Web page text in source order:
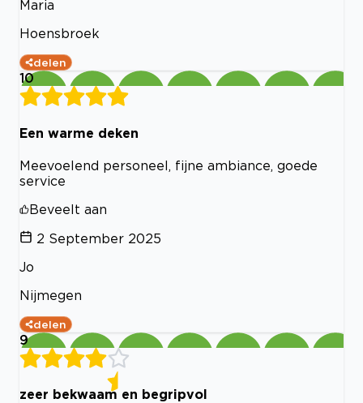
Maria
Hoensbroek
delen
10
Een warme deken
Meevoelend personeel, fijne ambiance, goede
service
Beveelt aan
2 September 2025
Jo
Nijmegen
delen
9
zeer bekwaam en begripvol